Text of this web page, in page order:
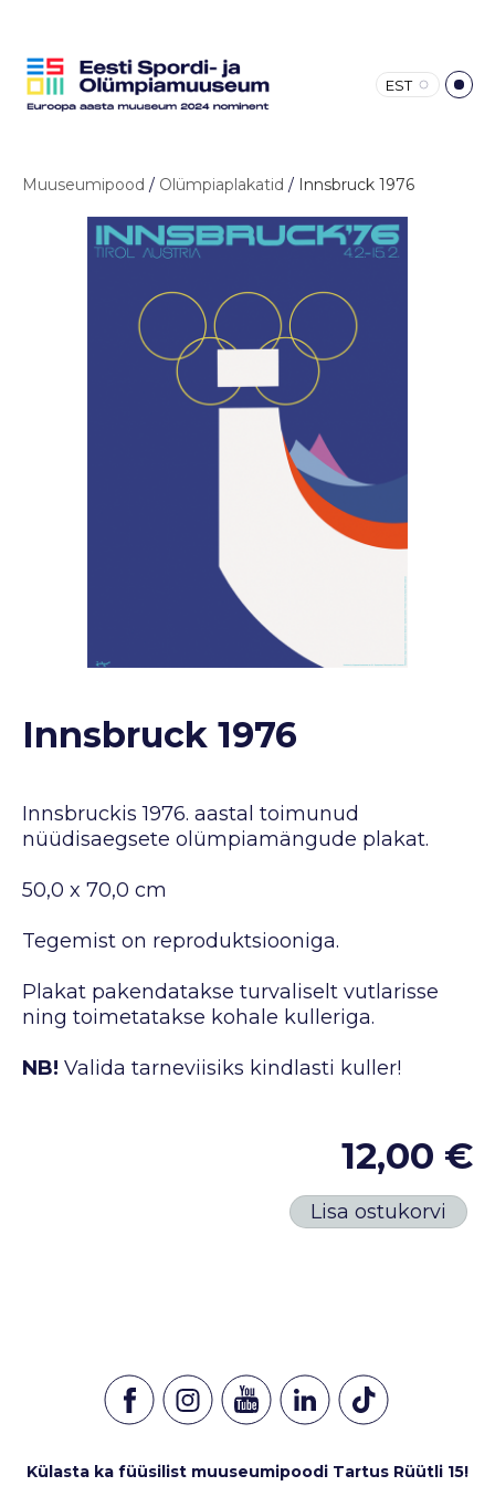
EST
Muuseumipood / Olümpiaplakatid / Innsbruck 1976
Innsbruck 1976
Innsbruckis 1976. aastal toimunud
nüüdisaegsete olümpiamängude plakat.
50,0 x 70,0 cm
Tegemist on reproduktsiooniga.
Plakat pakendatakse turvaliselt vutlarisse
ning toimetatakse kohale kulleriga.
NB! Valida tarneviisiks kindlasti kuller!
12,00 €
Lisa ostukorvi
Külasta ka füüsilist muuseumipoodi Tartus Rüütli 15!